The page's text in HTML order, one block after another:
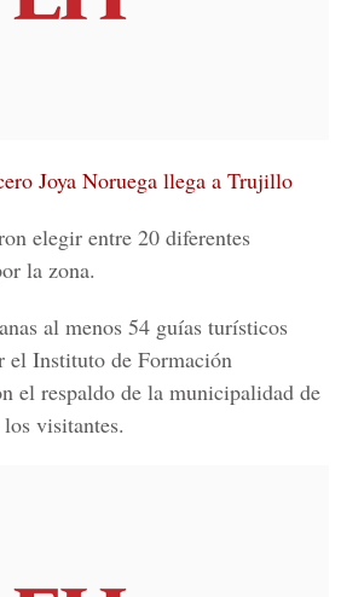
Joya Noruega llega a Trujillo
elegir entre 20 diferentes
la zona.
al menos 54 guías turísticos
el Instituto de Formación
el respaldo de la municipalidad de
visitantes.